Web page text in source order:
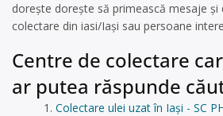
dorește dorește să primească mesaje și
colectare din iasi/Iași sau persoane
Centre de colectare
ar putea răspunde
Colectare ulei uzat în Iași - SC